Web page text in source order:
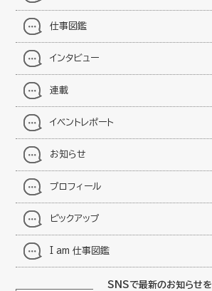
仕事図鑑
インタビュー
連載
イベントレポート
お知らせ
プロフィール
ピックアップ
I am 仕事図鑑
SNSで最新のお知らせを